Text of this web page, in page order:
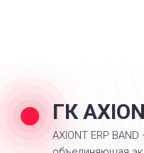
ГК
AXIONT ERP